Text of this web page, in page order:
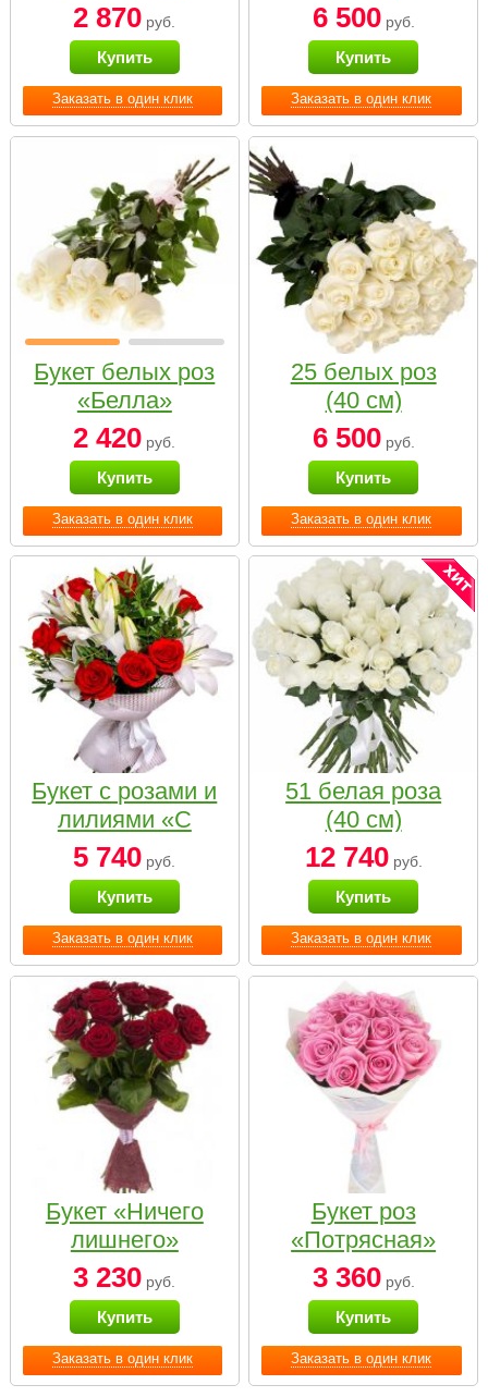
Заказать в один клик
2 870 руб.
Купить
Заказать в один клик
6 500руб.
Купить
Заказать в один клик
Букет белых роз
«Белла»
2 420 руб.
Купить
Заказать в один клик
25 белых роз
(40 см)
6 500руб.
Купить
Заказать в один клик
Букет с розами и
лилиями «С
наилучшими
пожеланиями»
5 740 руб.
Купить
Заказать в один клик
51 белая роза
(40 см)
12 740руб.
Купить
Заказать в один клик
Букет «Ничего
лишнего»
3 230 руб.
Купить
Заказать в один клик
Букет роз
«Потрясная»
3 360руб.
Купить